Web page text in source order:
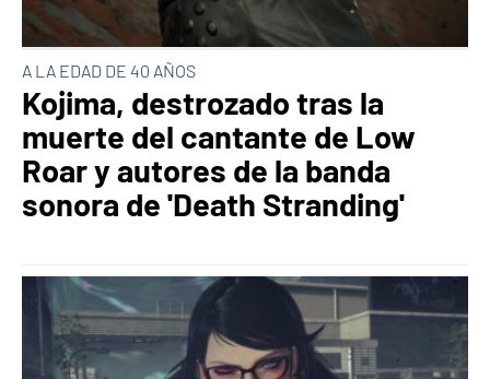
A LA EDAD DE 40 AÑOS
Kojima, destrozado tras la
muerte del cantante de Low
Roar y autores de la banda
sonora de 'Death Stranding'